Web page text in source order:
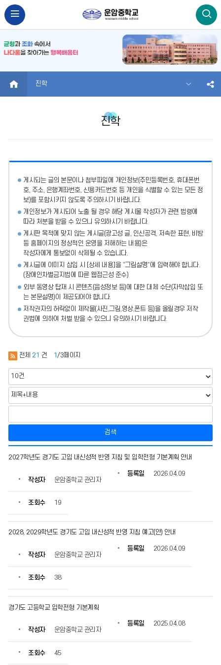
HOME 진학
진학
게시되는 글의 본문이나 첨부파일에
개인정보(주민등록번호, 휴대폰번
호, 주소, 은행계좌번호, 신용카드번호 등 개인을 식별할 수 있는 모든 정
보)를 포함시키지 않도록 주의하시기 바랍니다.
개인정보가 게시되어 노출 될 경우 해당 게시물 작성자가 관련 법령에
따라 처분을 받을 수 있으니 유의하시기 바랍니다.
게시판 목적에 맞지 않는 게시글(광고성 글, 인신공격, 저속한 표현, 비방
등 홈페이지의 정상적인 운영을 저해하는 내용)은
작성자에게 통보없이 삭제될 수 있습니다.
게시글에 이미지 삽입 시 [상세 내용]을 “그림설명”에 입력해야 합니다.
(장애인차별금지법에 따른 웹접근성 준수)
외부 동영상 탑재 시 콘텐츠(음성정보 등)에 대한 대체 수단(자막삽입 또
는 본문설명)이 제공되어야 합니다.
저작권자의 허락없이 제작물(사진,그림,영상,폰트 등)을 올릴경우 저작
권법에 의하여 처벌 받을 수 있으니 유의하시기 바랍니다.
전체 21 건 1 /3페이지
검색
학
시
호,
제
록
조
2027학년도 경기도 고입 내신성적 반영 지침 및 입학전형 기본계획 안내
작성자 운암중학교 관리자
등록일 2026.04.09
조회수 19
2028, 2029학년도 경기도 고입 내신성적 반영 지침 예고(안) 안내
작성자 운암중학교 관리자
등록일 2026.04.09
조회수 38
경기도 고등학교 입학전형 기본계획
작성자 운암중학교 관리자
등록일 2025.04.08
조회수 45